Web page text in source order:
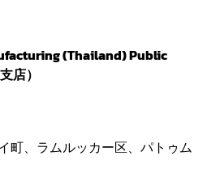
(Thailand) Public
店）
町、ラムルッカー区、パトゥム